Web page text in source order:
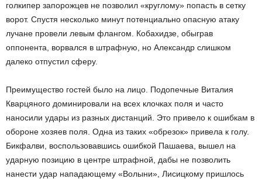
голкипер запорожцев не позволил «круглому» попасть в сетку
ворот. Спустя несколько минут потенциально опасную атаку
лучане провели левым флангом. Кобахидзе, обыграв
оппонента, ворвался в штрафную, но Александр слишком
далеко отпустил сферу.
Преимущество гостей было на лицо. Подопечные Виталия
Кварцяного доминировали на всех клочках поля и часто
наносили удары из разных дистанций. Это привело к ошибкам в
обороне хозяев поля. Одна из таких «обрезок» привела к голу.
Бикфалви, воспользовавшись ошибкой Пашаева, вышел на
ударную позицию в центре штрафной, дабы не позволить
нанести удар нападающему «Волыни», Лисицкому пришлось